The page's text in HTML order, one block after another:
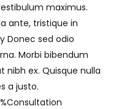
maximus.
ante, tristique in
Donec sed odio
Morbi bibendum
nibh ex. Quisque nulla
a justo.